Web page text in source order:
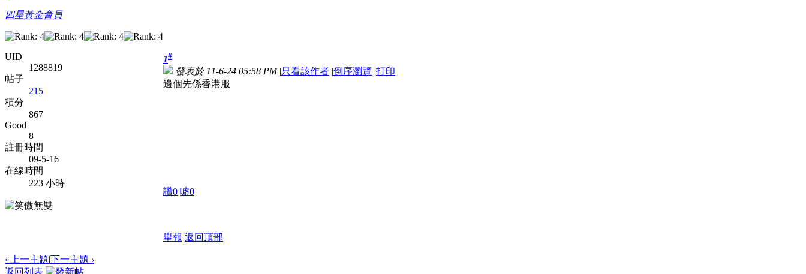
四星黃金會員
UID
1288819
帖子
215
積分
867
Good
8
註冊時間
09-5-16
在線時間
223 小時
1#
發表於 11-6-24 05:58 PM |只看該作者 |倒序瀏覽 |打印
邊個先係香港服
讚0 噓0
舉報 返回頂部
‹ 上一主題|下一主題 ›